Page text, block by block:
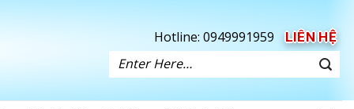
Hotline: 0949991959 LIÊN HỆ
Tìm